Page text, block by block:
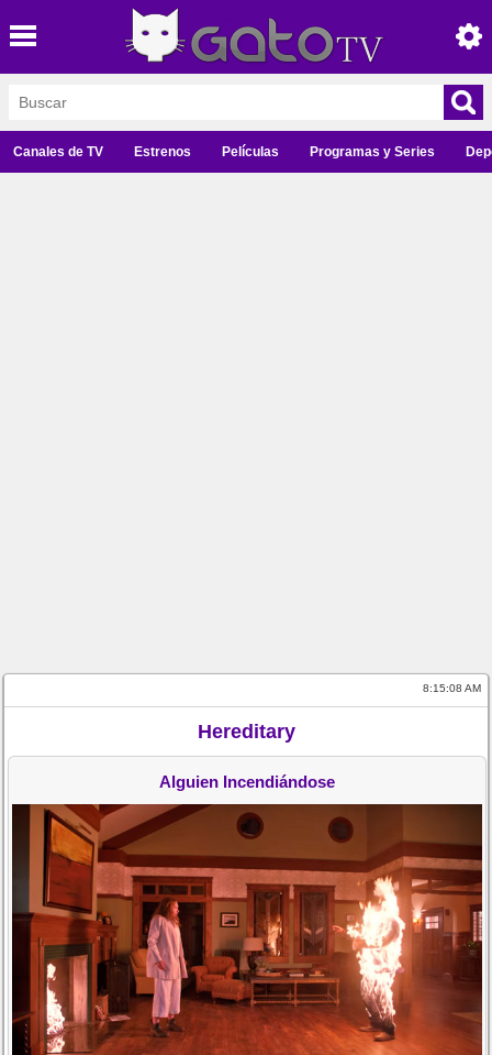
Canales de TV Estrenos Películas Programas y Series
8:15:09 AM
Hereditary
Alguien Incendiándose